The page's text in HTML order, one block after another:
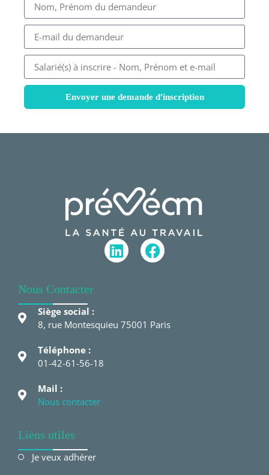
Envoyer une demande d'inscription
Nous Contacter
Siège social :
8, rue Montesquieu 75001 Paris
Téléphone :
01-42-61-56-18
Mail :
Nous contacter
Liens utiles
Je veux adhérer